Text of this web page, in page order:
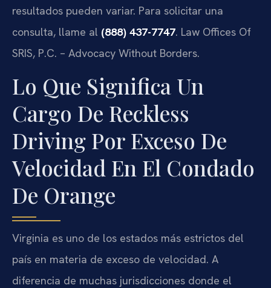
resultados pueden variar. Para solicitar una
consulta, llame al (888) 437-7747. Law Offices Of
SRIS, P.C. – Advocacy Without Borders.
Lo Que Significa Un
Cargo De Reckless
Driving Por Exceso De
Velocidad En El Condado
De Orange
Virginia es uno de los estados más estrictos del
país en materia de exceso de velocidad. A
diferencia de muchas jurisdicciones donde el